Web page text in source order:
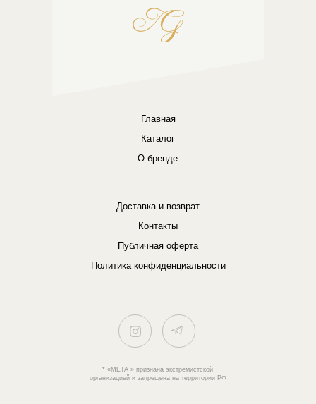
Каталог
О бренде
Доставка и возврат
Контакты
Публичная оферта
Политика конфиденциальности
* «META » признана экстремистской
организацией и запрещена на территории РФ
Главная